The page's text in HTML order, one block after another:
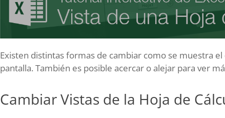
Existen distintas formas de cambiar como se muestra
pantalla. También es posible acercar o alejar para ver
Cambiar Vistas de la Hoja de